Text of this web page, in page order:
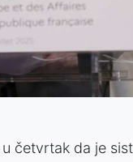
četvrtak da je